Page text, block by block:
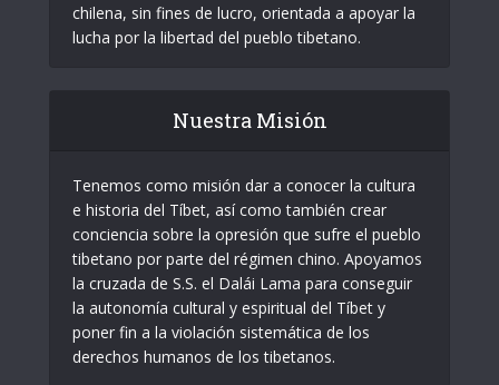
chilena, sin fines de lucro, orientada a apoyar la
lucha por la libertad del pueblo tibetano.
Nuestra Misión
Tenemos como misión dar a conocer la cultura
e historia del Tíbet, así como también crear
conciencia sobre la opresión que sufre el pueblo
tibetano por parte del régimen chino. Apoyamos
la cruzada de S.S. el Dalái Lama para conseguir
la autonomía cultural y espiritual del Tíbet y
poner fin a la violación sistemática de los
derechos humanos de los tibetanos.